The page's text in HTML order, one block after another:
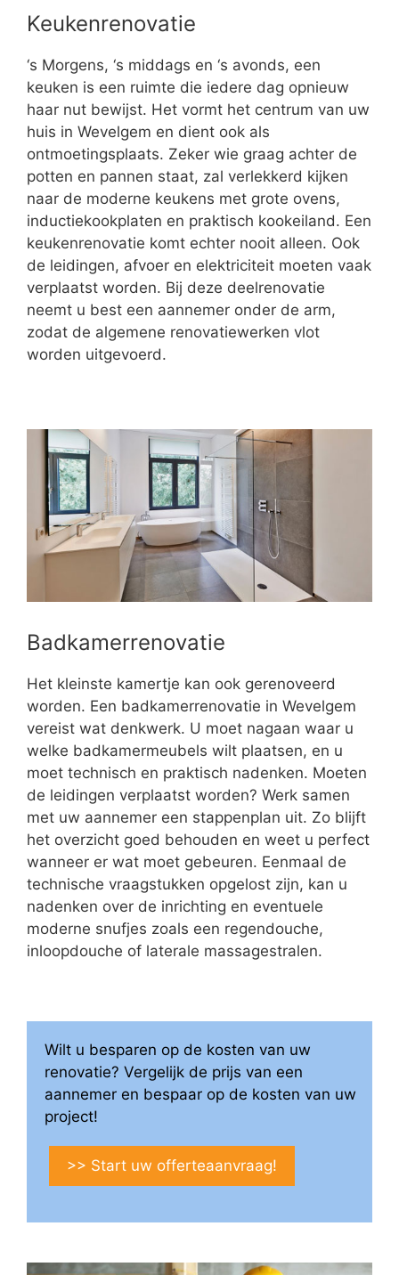
Keukenrenovatie
‘s Morgens, ‘s middags en ‘s avonds, een
keuken is een ruimte die iedere dag opnieuw
haar nut bewijst. Het vormt het centrum van uw
huis in Wevelgem en dient ook als
ontmoetingsplaats. Zeker wie graag achter de
potten en pannen staat, zal verlekkerd kijken
naar de moderne keukens met grote ovens,
inductiekookplaten en praktisch kookeiland. Een
keukenrenovatie komt echter nooit alleen. Ook
de leidingen, afvoer en elektriciteit moeten vaak
verplaatst worden. Bij deze deelrenovatie
neemt u best een aannemer onder de arm,
zodat de algemene renovatiewerken vlot
worden uitgevoerd.
Badkamerrenovatie
Het kleinste kamertje kan ook gerenoveerd
worden. Een badkamerrenovatie in Wevelgem
vereist wat denkwerk. U moet nagaan waar u
welke badkamermeubels wilt plaatsen, en u
moet technisch en praktisch nadenken. Moeten
de leidingen verplaatst worden? Werk samen
met uw aannemer een stappenplan uit. Zo blijft
het overzicht goed behouden en weet u perfect
wanneer er wat moet gebeuren. Eenmaal de
technische vraagstukken opgelost zijn, kan u
nadenken over de inrichting en eventuele
moderne snufjes zoals een regendouche,
inloopdouche of laterale massagestralen.
Wilt u besparen op de kosten van uw
renovatie? Vergelijk de prijs van een
aannemer en bespaar op de kosten van uw
project!
>> Start uw offerteaanvraag!